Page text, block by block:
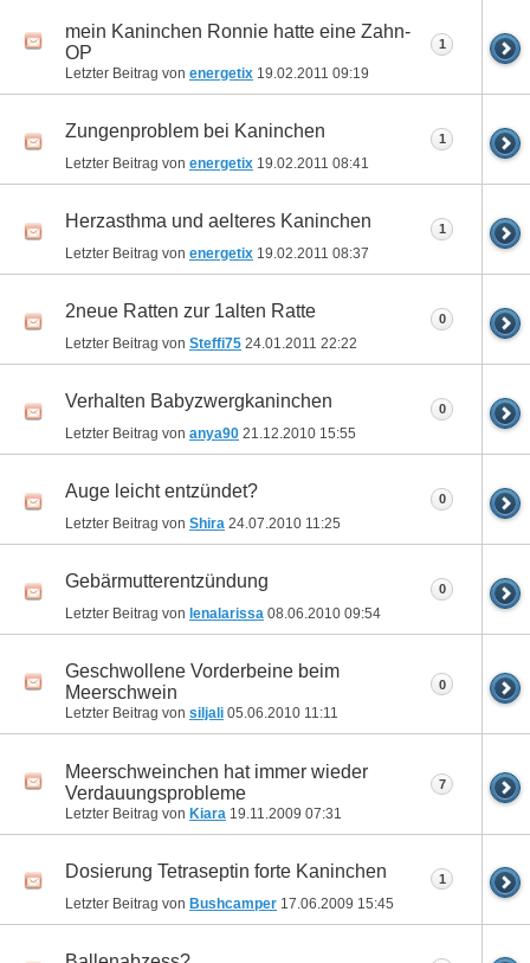
mein Kaninchen Ronnie hatte eine Zahn-
OP
Letzter Beitrag von energetix 19.02.2011 09:19
1
Zungenproblem bei Kaninchen
Letzter Beitrag von energetix 19.02.2011 08:41
1
Herzasthma und aelteres Kaninchen
Letzter Beitrag von energetix 19.02.2011 08:37
1
2neue Ratten zur 1alten Ratte
Letzter Beitrag von Steffi75 24.01.2011 22:22
0
Verhalten Babyzwergkaninchen
Letzter Beitrag von anya90 21.12.2010 15:55
0
Auge leicht entzündet?
Letzter Beitrag von Shira 24.07.2010 11:25
0
Gebärmutterentzündung
Letzter Beitrag von lenalarissa 08.06.2010 09:54
0
Geschwollene Vorderbeine beim
Meerschwein
Letzter Beitrag von siljali 05.06.2010 11:11
0
Meerschweinchen hat immer wieder
Verdauungsprobleme
Letzter Beitrag von Kiara 19.11.2009 07:31
7
Dosierung Tetraseptin forte Kaninchen
Letzter Beitrag von Bushcamper 17.06.2009 15:45
1